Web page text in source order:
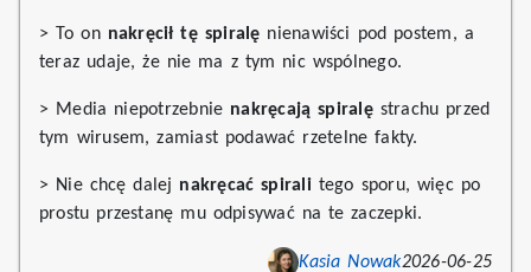
> To on nakręcił tę spiralę nienawiści pod postem, a
teraz udaje, że nie ma z tym nic wspólnego.
> Media niepotrzebnie nakręcają spiralęstrachu przed
tym wirusem, zamiast podawać rzetelne fakty.
> Nie chcę dalej nakręcać spiralitego sporu, więc po
prostu przestanę mu odpisywać na te zaczepki.
Kasia Nowak2026-06-25